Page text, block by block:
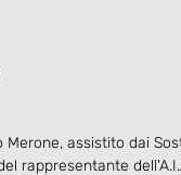
Merone, assistito dai
rappresentante